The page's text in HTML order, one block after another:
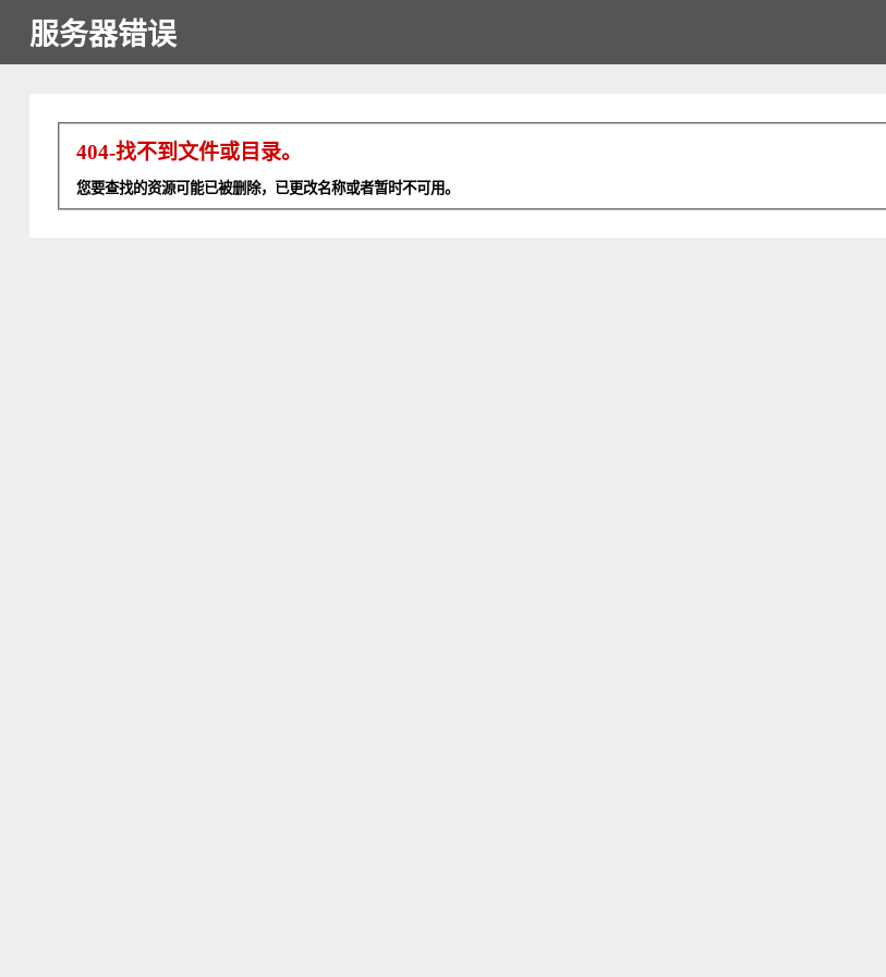
服务器错误
404-找不到文件或目录。
您要查找的资源可能已被删除，已更改名称或者暂时不可用。